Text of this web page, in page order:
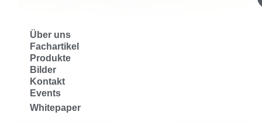
Über uns
Fachartikel
Produkte
Bilder
Kontakt
Events
Whitepaper